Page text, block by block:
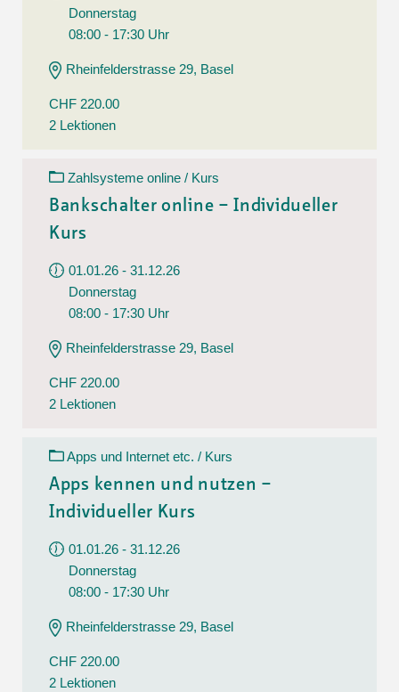
Donnerstag
08:00 - 17:30 Uhr
Rheinfelderstrasse 29, Basel
CHF 220.00
2 Lektionen
Zahlsysteme online / Kurs
Bankschalter online – Individueller
Kurs
01.01.26 - 31.12.26
Donnerstag
08:00 - 17:30 Uhr
Rheinfelderstrasse 29, Basel
CHF 220.00
2 Lektionen
Apps und Internet etc. / Kurs
Apps kennen und nutzen –
Individueller Kurs
01.01.26 - 31.12.26
Donnerstag
08:00 - 17:30 Uhr
Rheinfelderstrasse 29, Basel
CHF 220.00
2 Lektionen